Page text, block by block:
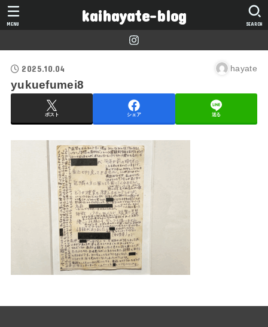
kaihayate-blog SEARCH
MENU
2025.10.04 hayate
yukuefumei8
ポスト シェア 送る